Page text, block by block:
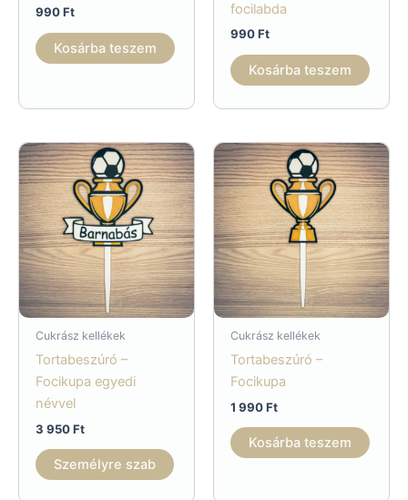
990Ft
Kosárba teszem
focilabda
990Ft
Kosárba teszem
Cukrász kellékek
Tortabeszúró –
Focikupa egyedi
névvel
3 950Ft
Személyre szab
Cukrász kellékek
Tortabeszúró –
Focikupa
1 990Ft
Kosárba teszem